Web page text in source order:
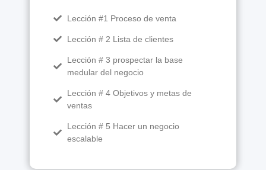
Lección #1 Proceso de venta
Lección # 2 Lista de clientes
Lección # 3 prospectar la base
medular del negocio
Lección # 4 Objetivos y metas de
ventas
Lección # 5 Hacer un negocio
escalable